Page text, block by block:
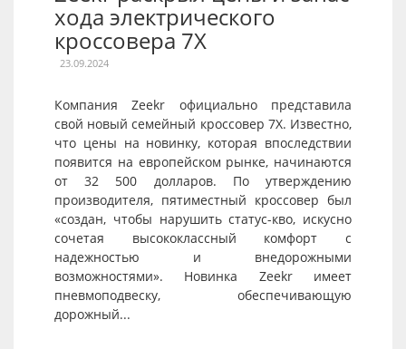
хода электрического
кроссовера 7X
23.09.2024
Компания Zeekr официально представила
свой новый семейный кроссовер 7X. Известно,
что цены на новинку, которая впоследствии
появится на европейском рынке, начинаются
от 32 500 долларов. По утверждению
производителя, пятиместный кроссовер был
«создан, чтобы нарушить статус-кво, искусно
сочетая высококлассный комфорт с
надежностью и внедорожными
возможностями». Новинка Zeekr имеет
пневмоподвеску, обеспечивающую
дорожный...